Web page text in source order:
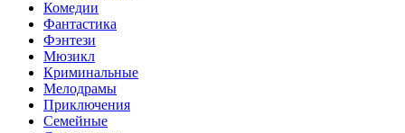
Комедии
Фантастика
Фэнтези
Мюзикл
Криминальные
Мелодрамы
Приключения
Семейные